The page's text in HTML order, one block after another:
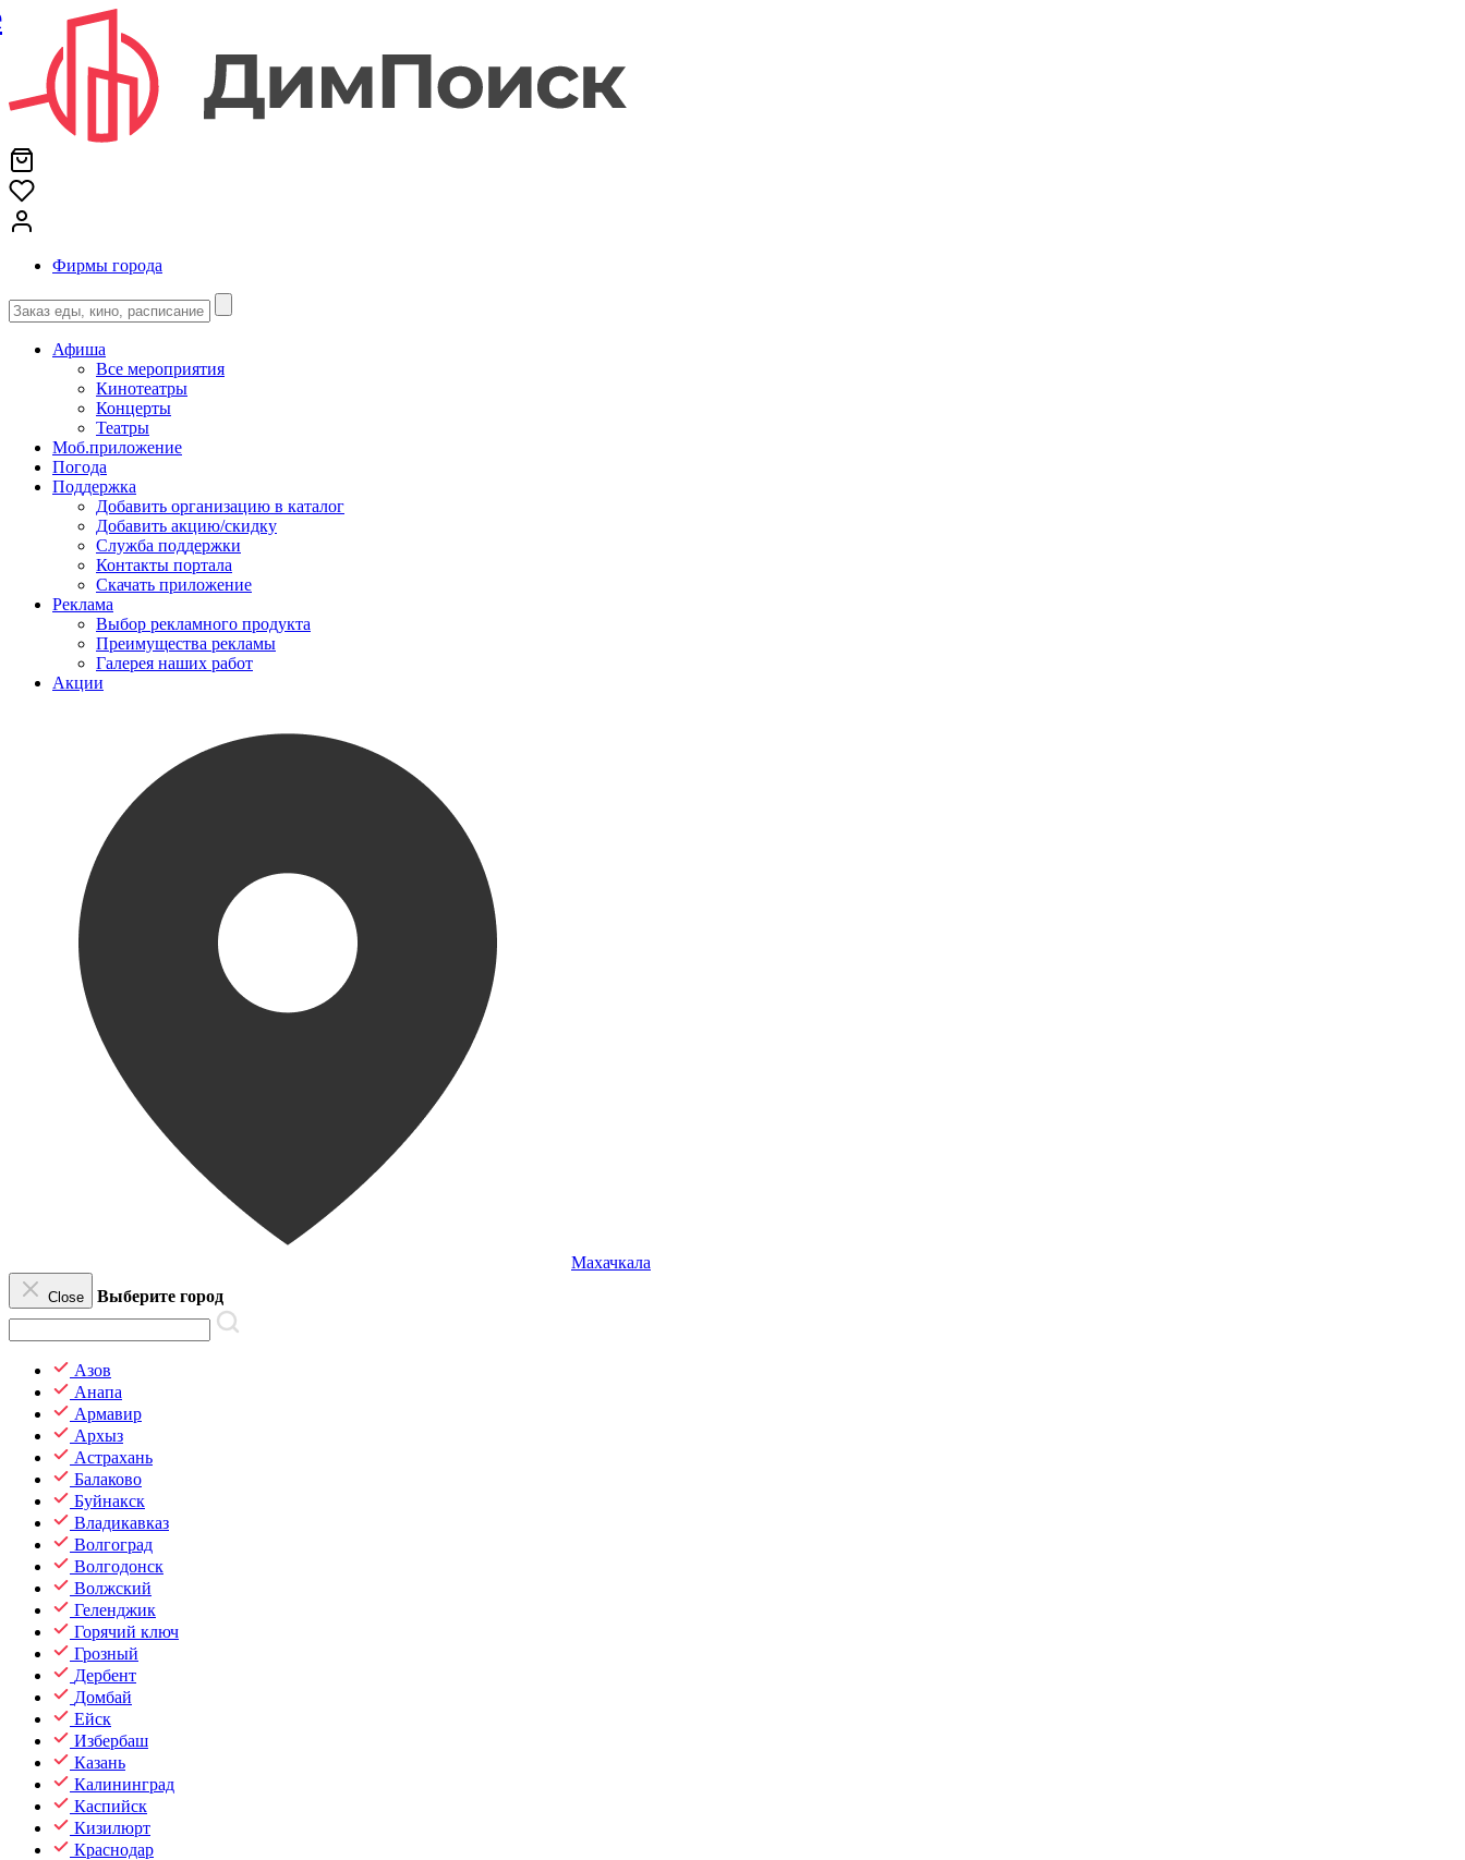
Фирмы города
Афиша
Все мероприятия
Кинотеатры
Концерты
Театры
Моб.приложение
Погода
Поддержка
Добавить организацию в каталог
Добавить акцию/скидку
Служба поддержки
Контакты портала
Скачать приложение
Реклама
Выбор рекламного продукта
Преимущества рекламы
Галерея наших работ
Акции
Махачкала
Close Выберите город
Азов
Анапа
Армавир
Архыз
Астрахань
Балаково
Буйнакск
Владикавказ
Волгоград
Волгодонск
Волжский
Геленджик
Горячий ключ
Грозный
Дербент
Домбай
Ейск
Избербаш
Казань
Калининград
Каспийск
Кизилюрт
Краснодар